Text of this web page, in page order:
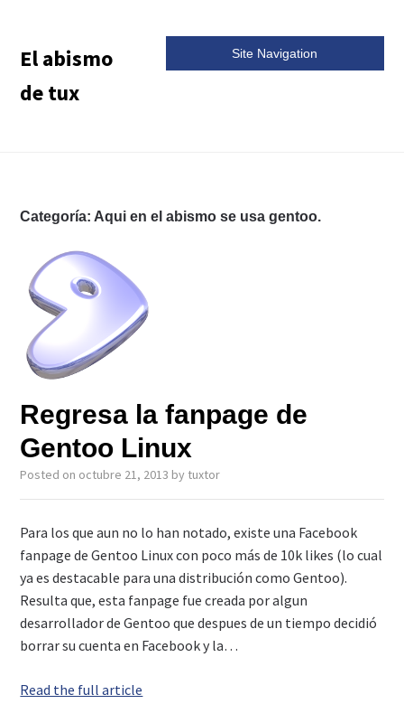
El abismo
de tux
Site Navigation
Categoría: Aqui en el abismo se usa gentoo.
Regresa la fanpage de
Gentoo Linux
Posted on octubre 21, 2013 by tuxtor
Para los que aun no lo han notado, existe una Facebook
fanpage de Gentoo Linux con poco más de 10k likes (lo cual
ya es destacable para una distribución como Gentoo).
Resulta que, esta fanpage fue creada por algun
desarrollador de Gentoo que despues de un tiempo decidió
borrar su cuenta en Facebook y la…
Read the full article